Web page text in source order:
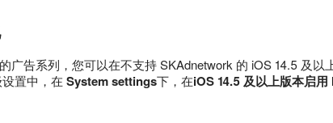
广告系列，您可以在不支持 SKAdnetwork 的 iOS 14.5 及
置中，在 System settings下，在iOS 14.5 及以上版本启